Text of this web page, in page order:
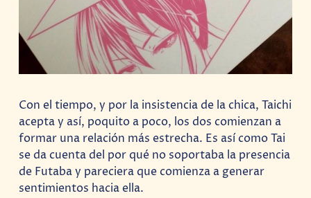
Con el tiempo, y por la insistencia de la chica, Taichi
acepta y así, poquito a poco, los dos comienzan a
formar una relación más estrecha. Es así como Tai
se da cuenta del por qué no soportaba la presencia
de Futaba y pareciera que comienza a generar
sentimientos hacia ella.